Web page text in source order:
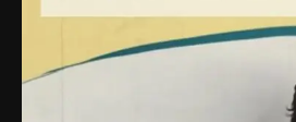
árbol»